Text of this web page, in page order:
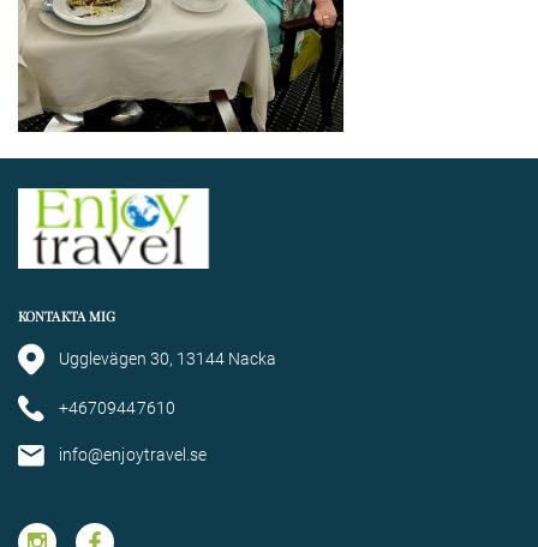
KONTAKTA MIG
Ugglevägen 30, 13144 Nacka
+46709447610
info@enjoytravel.se